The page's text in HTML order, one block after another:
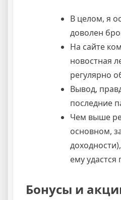
В целом, я
доволен
На сайте
новостная
регулярно
Вывод,
последние
Чем выше
основном,
ему удастся
Бонусы и